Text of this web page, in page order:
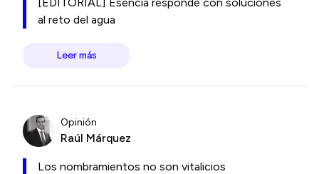
al reto del agua
Leer más
Opinión
Raúl Márquez
Los nombramientos no son vitalicios